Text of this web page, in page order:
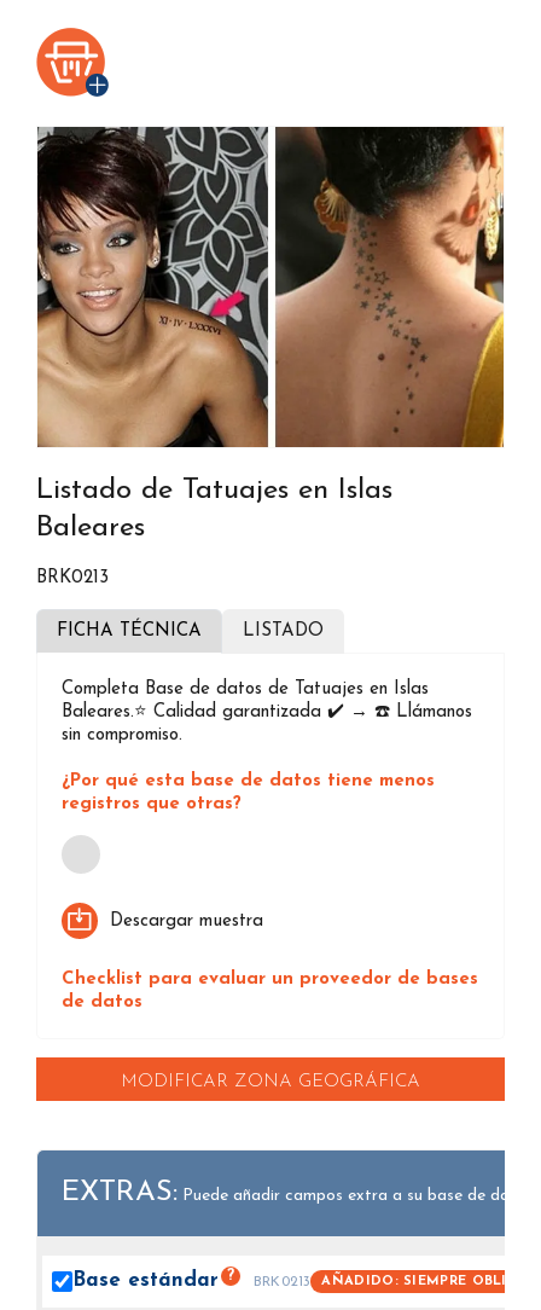
Listado de Tatuajes en Islas
Baleares
BRK0213
FICHA TÉCNICA LISTADO
Completa Base de datos de Tatuajes en Islas
Baleares.⭐️ Calidad garantizada ✔️ → ☎️ Llámanos
sin compromiso.
¿Por qué esta base de datos tiene menos
registros que otras?
Loading...
Descargar muestra
Checklist para evaluar un proveedor de bases
de datos
MODIFICAR ZONA GEOGRÁFICA
EXTRAS: Puede añadir campos extra a su base de datos.
Base estándar ? BRK0213 AÑADIDO: SIEMPRE